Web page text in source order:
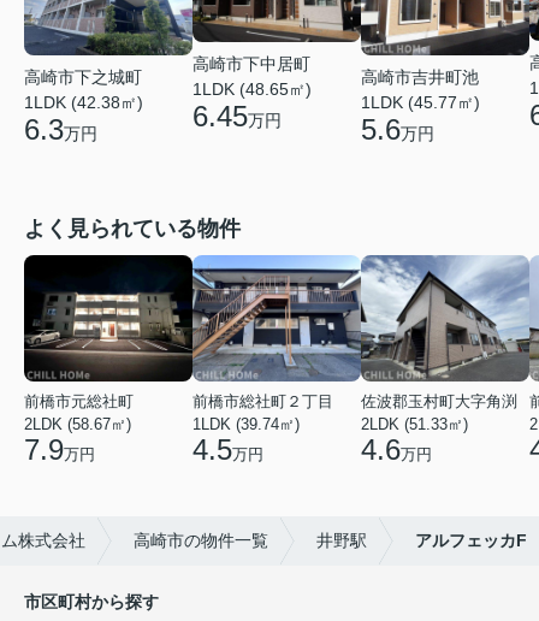
高崎市下之城町
1LDK (42.38㎡)
6.3万円
高崎市下中居町
1LDK (48.65㎡)
6.45万円
高崎市吉井町池
1LDK (45.77㎡)
5.6万円
よく見られている物件
前橋市元総社町
2LDK (58.67㎡)
7.9万円
前橋市総社町２丁目
1LDK (39.74㎡)
4.5万円
佐波郡玉村町大字角渕
2LDK (51.33㎡)
4.6万円
株式会社 高崎市の物件一覧 井野駅 アルフェッカF
市区町村から探す